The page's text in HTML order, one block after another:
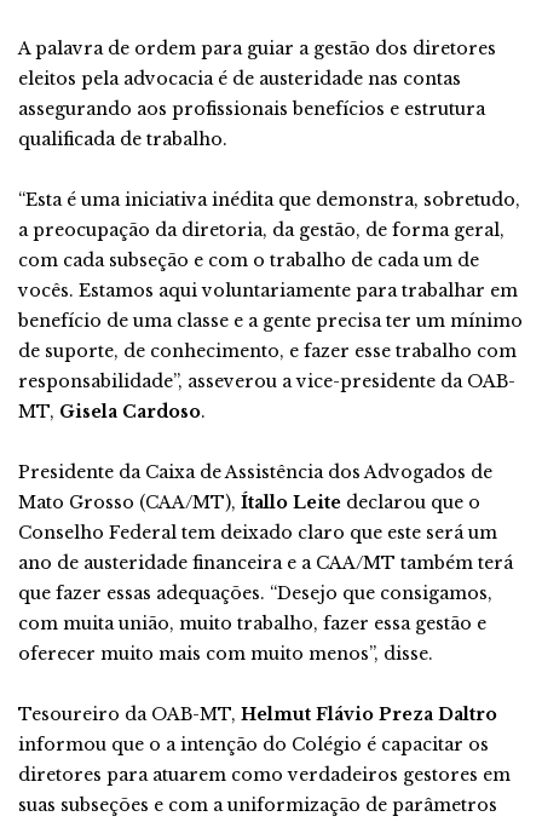
A palavra de ordem para guiar a gestão dos diretores
eleitos pela advocacia é de austeridade nas contas
assegurando aos profissionais benefícios e estrutura
qualificada de trabalho.
“Esta é uma iniciativa inédita que demonstra, sobretudo,
a preocupação da diretoria, da gestão, de forma geral,
com cada subseção e com o trabalho de cada um de
vocês. Estamos aqui voluntariamente para trabalhar em
benefício de uma classe e a gente precisa ter um mínimo
de suporte, de conhecimento, e fazer esse trabalho com
responsabilidade”, asseverou a vice-presidente da OAB-
MT, Gisela Cardoso.
Presidente da Caixa de Assistência dos Advogados de
Mato Grosso (CAA/MT), Ítallo Leite declarou que o
Conselho Federal tem deixado claro que este será um
ano de austeridade financeira e a CAA/MT também terá
que fazer essas adequações. “Desejo que consigamos,
com muita união, muito trabalho, fazer essa gestão e
oferecer muito mais com muito menos”, disse.
Tesoureiro da OAB-MT, Helmut Flávio Preza Daltro
informou que o a intenção do Colégio é capacitar os
diretores para atuarem como verdadeiros gestores em
suas subseções e com a uniformização de parâmetros